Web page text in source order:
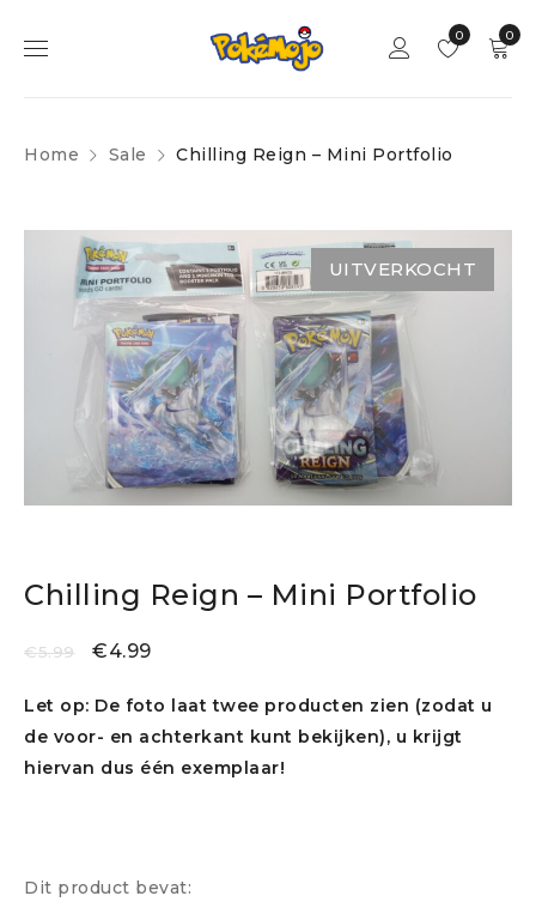
0
0
Home Sale Chilling Reign – Mini Portfolio
UITVERKOCHT
Chilling Reign – Mini Portfolio
€5.99 €4.99
Let op: De foto laat twee producten zien (zodat u
de voor- en achterkant kunt bekijken), u krijgt
hiervan dus één exemplaar!
Dit product bevat: